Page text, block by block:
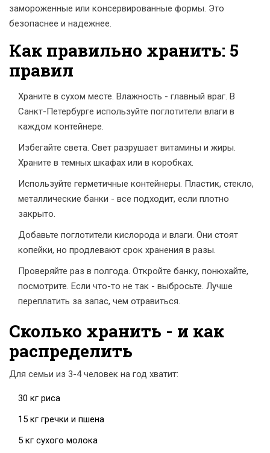
замороженные или консервированные формы. Это
безопаснее и надежнее.
Как правильно хранить: 5
правил
Храните в сухом месте. Влажность - главный враг. В
Санкт-Петербурге используйте поглотители влаги в
каждом контейнере.
Избегайте света. Свет разрушает витамины и жиры.
Храните в темных шкафах или в коробках.
Используйте герметичные контейнеры. Пластик, стекло,
металлические банки - все подходит, если плотно
закрыто.
Добавьте поглотители кислорода и влаги. Они стоят
копейки, но продлевают срок хранения в разы.
Проверяйте раз в полгода. Откройте банку, понюхайте,
посмотрите. Если что-то не так - выбросьте. Лучше
переплатить за запас, чем отравиться.
Сколько хранить - и как
распределить
Для семьи из 3-4 человек на год хватит:
30 кг риса
15 кг гречки и пшена
5 кг сухого молока